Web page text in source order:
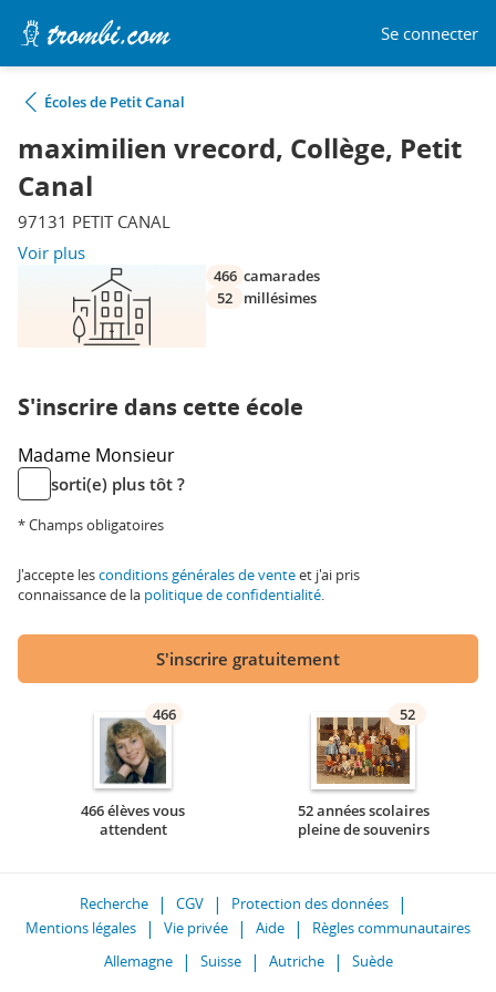
Se connecter
Écoles de Petit Canal
maximilien vrecord, Collège, Petit
Canal
97131 PETIT CANAL
Voir plus
466 camarades
52
millésimes
S'inscrire dans cette école
Madame Monsieur
sorti(e) plus tôt ?
* Champs obligatoires
J'accepte lesconditions générales de venteet j'ai pris
connaissance de la politique de confidentialité.
S'inscrire gratuitement
466
466 élèves vous
attendent
52
52 années scolaires
pleine de souvenirs
Recherche CGV
Protection des données
Mentions légales
Vie privée Aide
Règles communautaires
Allemagne
Suisse Autriche Suède